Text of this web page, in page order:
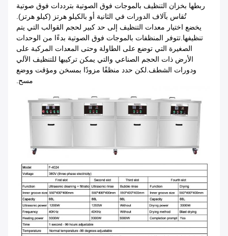
ربطها بخزان التنظيف بالموجات فوق الصوتية بترددات فوق صوتية
تُقاس بآلاف الدورات في الثانية أو بالكيلو هرتز (كيلو هرتز).
يخضع اختيار معدات التنظيف إلى حد كبير لحجم القوالب التي يتم
تنظيفها.تتوفر المنظفات بالموجات فوق الصوتية بدءًا من الوحدات
الصغيرة التي توضع على الطاولة وحتى المعدات المركبة على
الأرض ذات الحجم الصناعي والتي يمكن تركيبها للتنظيف الآلي
ودورات الشطف.لكن حدد منظفًا مزودًا بمسخن ومؤقت ووضع
مسح.